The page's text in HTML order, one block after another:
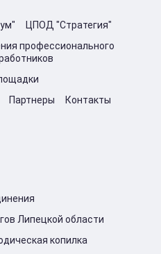
ЦПОД "Стратегия"
профессионального
Партнеры
Контакты
Липецкой области
копилка